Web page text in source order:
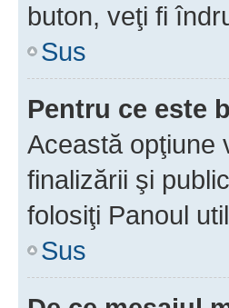
buton, veţi fi
Sus
Pentru ce este
Această opţiune
finalizării şi
folosiţi Panoul
Sus